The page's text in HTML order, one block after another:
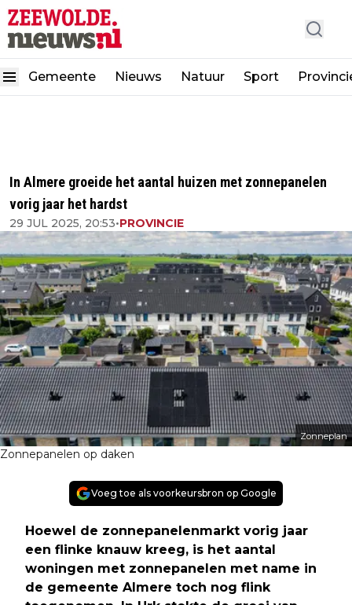
Gemeente Nieuws Natuur Sport
In Almere groeide het aantal huizen met zonnepanelen
vorig jaar het hardst
29 JUL 2025, 20:53•PROVINCIE
Zonneplan
Zonnepanelen op daken
Voeg toe als voorkeursbron op Google
Hoewel de zonnepanelenmarkt vorig jaar
een flinke knauw kreeg, is het aantal
woningen met zonnepanelen met name in
de gemeente Almere toch nog flink